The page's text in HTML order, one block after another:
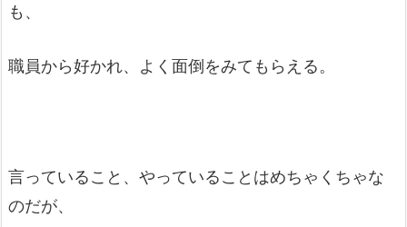
も、
職員から好かれ、よく面倒をみてもらえる。
言っていること、やっていることはめちゃくちゃな
のだが、